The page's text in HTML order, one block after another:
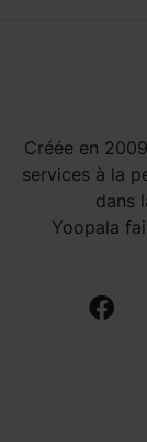
Créée en
services à la
dans
Yoopala